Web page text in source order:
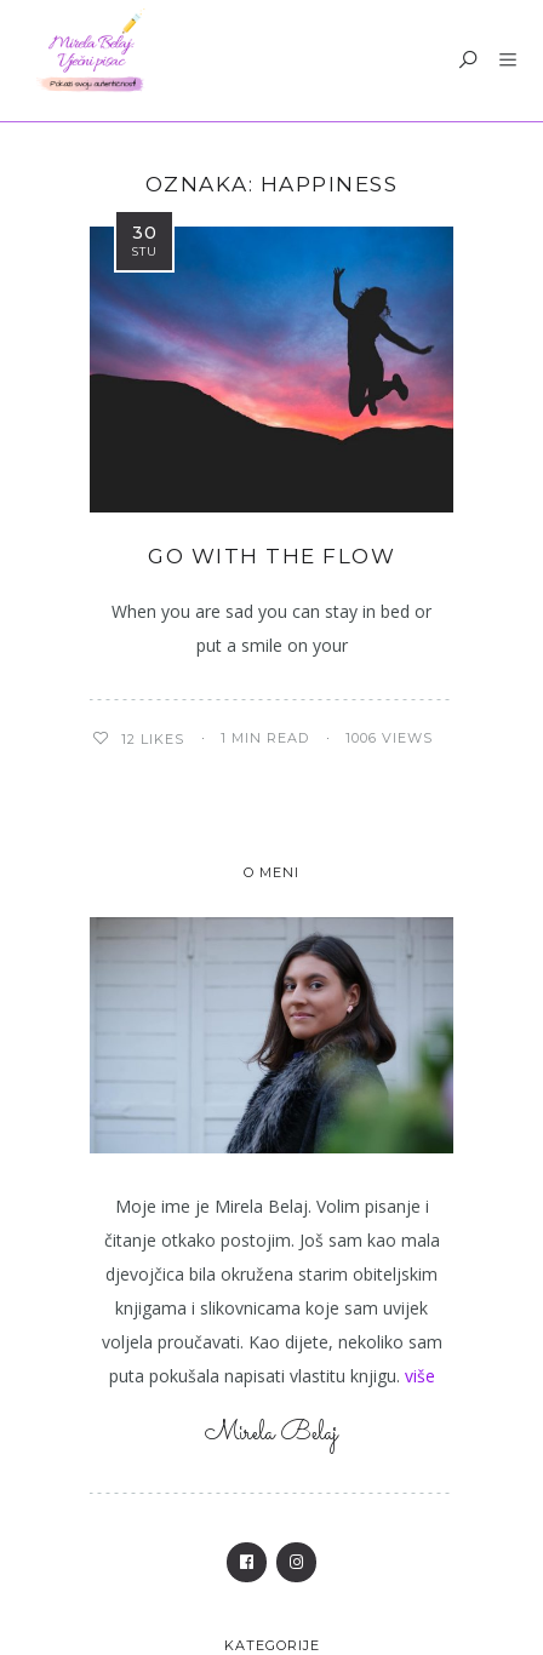
OZNAKA: HAPPINESS
30
STU
GO WITH THE FLOW
When you are sad you can stay in bed or
put a smile on your
12 LIKES 1 MIN READ 1006 VIEWS
O MENI
Moje ime je Mirela Belaj. Volim pisanje i
čitanje otkako postojim. Još sam kao mala
djevojčica bila okružena starim obiteljskim
knjigama i slikovnicama koje sam uvijek
voljela proučavati. Kao dijete, nekoliko sam
puta pokušala napisati vlastitu knjigu. više
Mirela Belaj
KATEGORIJE